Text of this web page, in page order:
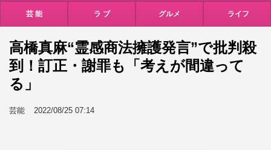
芸 能 ラ ブ グルメ ライフ
高橋真麻“霊感商法擁護発言”で批判殺
到！訂正・謝罪も「考えが間違って
る」
芸能 2022/08/25 07:14